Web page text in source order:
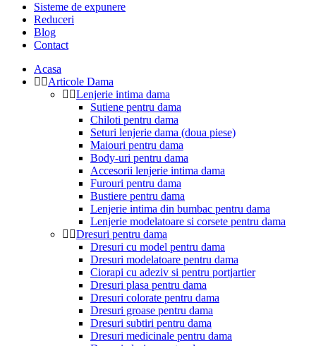
Sisteme de expunere
Reduceri
Blog
Contact
Acasa
Articole Dama
Lenjerie intima dama
Sutiene pentru dama
Chiloti pentru dama
Seturi lenjerie dama (doua piese)
Maiouri pentru dama
Body-uri pentru dama
Accesorii lenjerie intima dama
Furouri pentru dama
Bustiere pentru dama
Lenjerie intima din bumbac pentru dama
Lenjerie modelatoare si corsete pentru dama
Dresuri pentru dama
Dresuri cu model pentru dama
Dresuri modelatoare pentru dama
Ciorapi cu adeziv si pentru portjartier
Dresuri plasa pentru dama
Dresuri colorate pentru dama
Dresuri groase pentru dama
Dresuri subtiri pentru dama
Dresuri medicinale pentru dama